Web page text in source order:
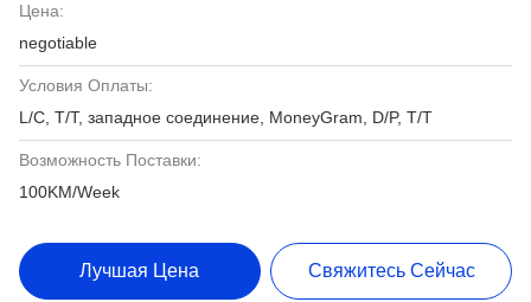
Цена:
negotiable
Условия Оплаты:
L/C, T/T, западное соединение, MoneyGram, D/P, T/T
Возможность Поставки:
100KM/Week
Лучшая Цена Свяжитесь Сейчас